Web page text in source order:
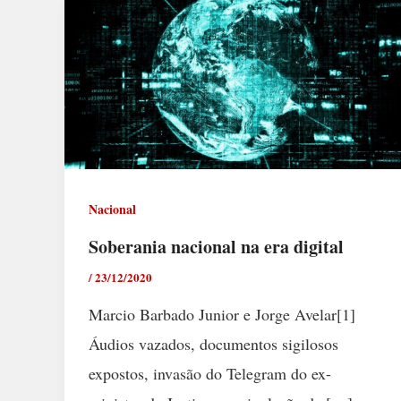
Nacional
Soberania nacional na era digital
/23/12/2020
Marcio Barbado Junior e Jorge Avelar[1]
Áudios vazados, documentos sigilosos
expostos, invasão do Telegram do ex-